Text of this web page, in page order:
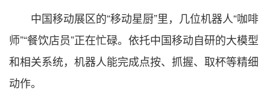
中国移动展区的“移动星厨”里，几位机器人“咖啡
师”“餐饮店员”正在忙碌。依托中国移动自研的大模型
和相关系统，机器人能完成点按、抓握、取杯等精细
动作。